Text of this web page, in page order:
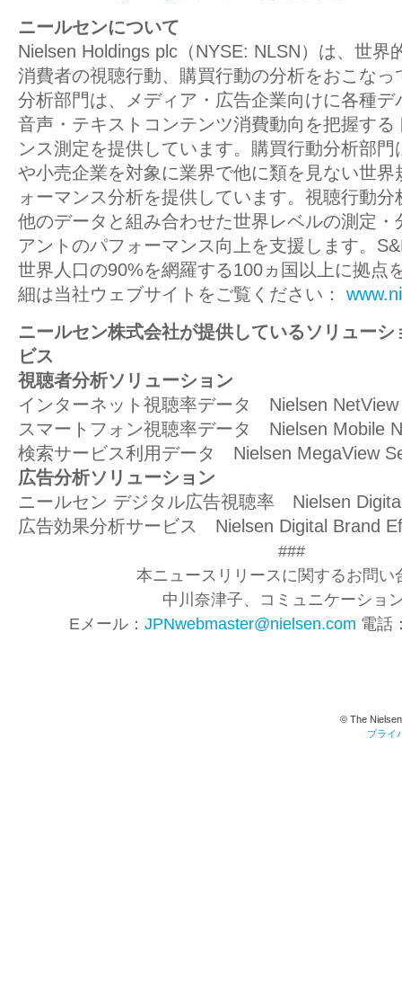
ニールセンについて
Nielsen Holdings plc （NYSE: NLSN）は、世
消費者の視聴行動、購買行動の分析をおこなっ
分析部門は、メディア・広告企業向けに各種デ
音声・テキストコンテンツ消費動向を把握する
ンス測定を提供しています。購買行動分析部
や小売企業を対象に業界で他に類を見ない世界
ォーマンス分析を提供しています。視聴行動
他のデータと組み合わせた世界レベルの測定・
アントのパフォーマンス向上を支援します。
世界人口の90%を網羅する100ヵ国以上に拠点
細は当社ウェブサイトをご覧ください：
ニールセン株式会社が提供しているソリュー
ビス
視聴者分析ソリューション
インターネット視聴率データ Nielsen NetView
スマートフォン視聴率データ Nielsen Mobile
検索サービス利用データ Nielsen MegaView
広告分析ソリューション
ニールセン デジタル広告視聴率 Nielsen
広告効果分析サービス Nielsen Digital Brand
###
本ニュースリリースに関するお問い
中川奈津子、コミュニケーショ
Eメール： JPNwebmaster@nielsen.com 電話
© The
プライ